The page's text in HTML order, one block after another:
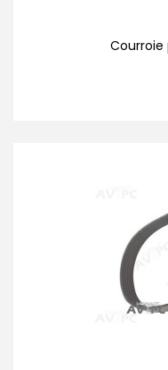
Courroie